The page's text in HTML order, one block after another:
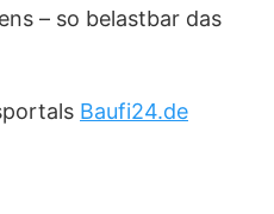
– so belastbar das
Baufi24.de